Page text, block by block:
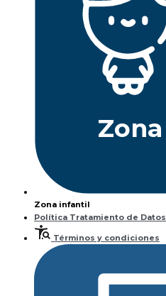
Zona
Zona infantil
Política Tratamiento de Datos
Términos y condiciones